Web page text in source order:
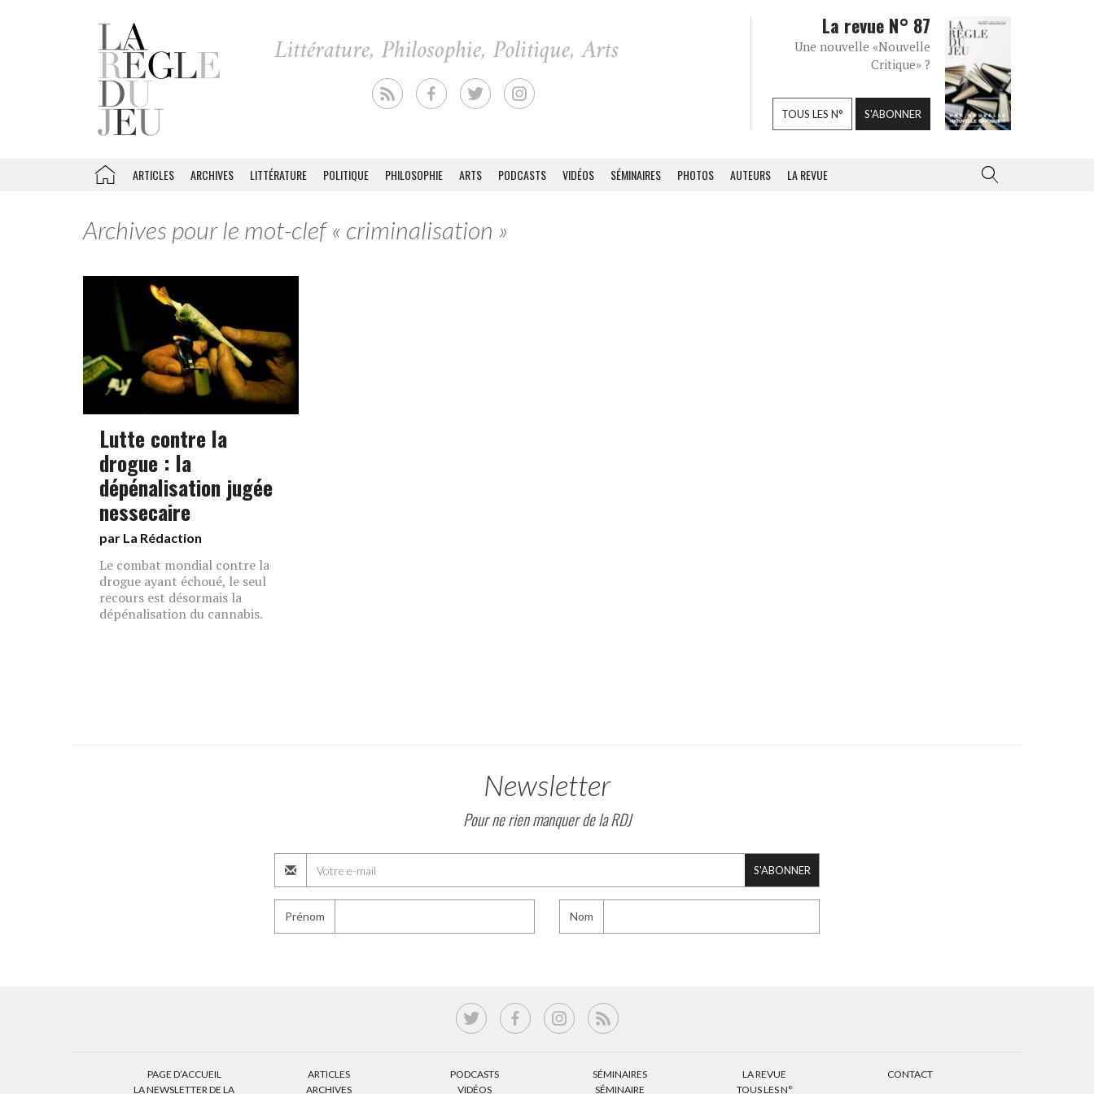
La revue N° 87
Une nouvelle «Nouvelle
Critique» ?
TOUS LES N° S'ABONNER
ARTICLES ARCHIVES LITTÉRATURE POLITIQUE PHILOSOPHIE ARTS PODCASTS VIDÉOS SÉMINAIRES PHOTOS AUTEURS LA REVUE
Archives pour le mot-clef « criminalisation »
Lutte contre la
drogue : la
dépénalisation jugée
nessecaire
par La Rédaction
Le combat mondial contre la
drogue ayant échoué, le seul
recours est désormais la
dépénalisation du cannabis.
Newsletter
Pour ne rien manquer de la RDJ
S'ABONNER
Prénom Nom
PAGE D’ACCUEIL
LA NEWSLETTER DE LA
ARTICLES
ARCHIVES
PODCASTS
VIDÉOS
SÉMINAIRES
SÉMINAIRE
LA REVUE
TOUS LES N°
CONTACT